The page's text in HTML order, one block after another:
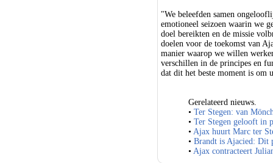
"We beleefden samen
emotioneel seizoen waarin we
doel bereikten en de missie
doelen voor de toekomst van
manier waarop we willen
verschillen in de principes en
dat dit het beste moment is om
Gerelateerd nieuws.
• Ter Stegen: van
• Ter Stegen gelooft in
• Ajax huurt Marc ter
• Brandt is Ajacied: Dit
• Ajax contracteert